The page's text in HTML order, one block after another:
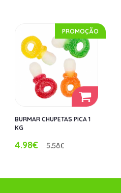
PROMOÇÃO
BURMAR CHUPETAS PICA 1
KG
4.98€ 5.58€